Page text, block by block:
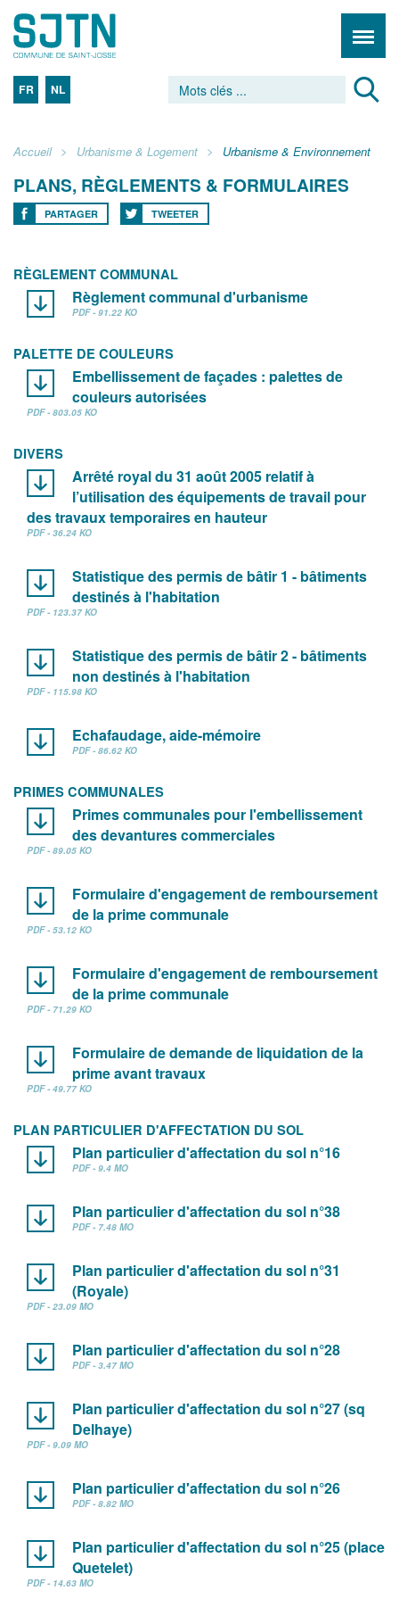
FR NL
Accueil Urbanisme & Logement Urbanisme & Environnement
PLANS, RÈGLEMENTS & FORMULAIRES
PARTAGER TWEETER
RÈGLEMENT COMMUNAL
Règlement communal d'urbanisme
PDF - 91.22 KO
PALETTE DE COULEURS
Embellissement de façades : palettes de
couleurs autorisées
PDF - 803.05 KO
DIVERS
Arrêté royal du 31 août 2005 relatif à
l’utilisation des équipements de travail pour
des travaux temporaires en hauteur
PDF - 36.24 KO
Statistique des permis de bâtir 1 - bâtiments
destinés à l'habitation
PDF - 123.37 KO
Statistique des permis de bâtir 2 - bâtiments
non destinés à l'habitation
PDF - 115.98 KO
Echafaudage, aide-mémoire
PDF - 86.62 KO
PRIMES COMMUNALES
Primes communales pour l'embellissement
des devantures commerciales
PDF - 89.05 KO
Formulaire d'engagement de remboursement
de la prime communale
PDF - 53.12 KO
Formulaire d'engagement de remboursement
de la prime communale
PDF - 71.29 KO
Formulaire de demande de liquidation de la
prime avant travaux
PDF - 49.77 KO
PLAN PARTICULIER D'AFFECTATION DU SOL
Plan particulier d'affectation du sol n°16
PDF - 9.4 MO
Plan particulier d'affectation du sol n°38
PDF - 7.48 MO
Plan particulier d'affectation du sol n°31
(Royale)
PDF - 23.09 MO
Plan particulier d'affectation du sol n°28
PDF - 3.47 MO
Plan particulier d'affectation du sol n°27 (sq
Delhaye)
PDF - 9.09 MO
Plan particulier d'affectation du sol n°26
PDF - 8.82 MO
Plan particulier d'affectation du sol n°25 (place
Quetelet)
PDF - 14.63 MO